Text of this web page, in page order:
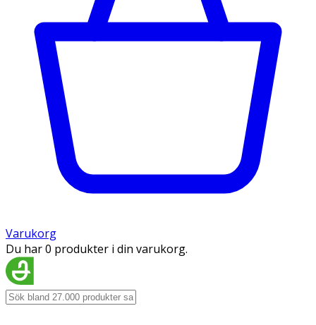
Varukorg
Du har 0 produkter i din varukorg.